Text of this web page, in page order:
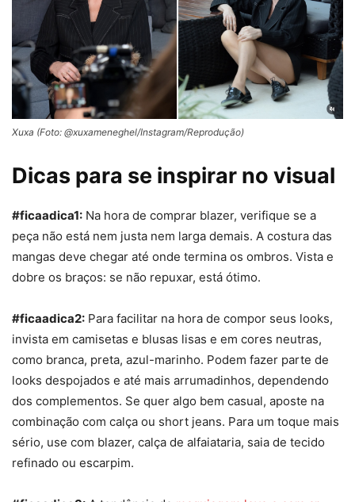
Xuxa (Foto: @xuxameneghel/Instagram/Reprodução)
Dicas para se inspirar no visual
#ficaadica1: Na hora de comprar blazer, verifique se a
peça não está nem justa nem larga demais. A costura das
mangas deve chegar até onde termina os ombros. Vista e
dobre os braços: se não repuxar, está ótimo.
#ficaadica2: Para facilitar na hora de compor seus looks,
invista em camisetas e blusas lisas e em cores neutras,
como branca, preta, azul-marinho. Podem fazer parte de
looks despojados e até mais arrumadinhos, dependendo
dos complementos. Se quer algo bem casual, aposte na
combinação com calça ou short jeans. Para um toque mais
sério, use com blazer, calça de alfaiataria, saia de tecido
refinado ou escarpim.